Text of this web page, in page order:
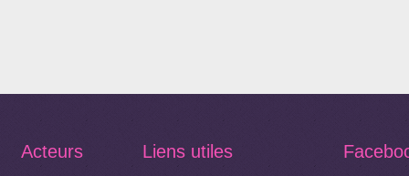
Acteurs Liens utiles